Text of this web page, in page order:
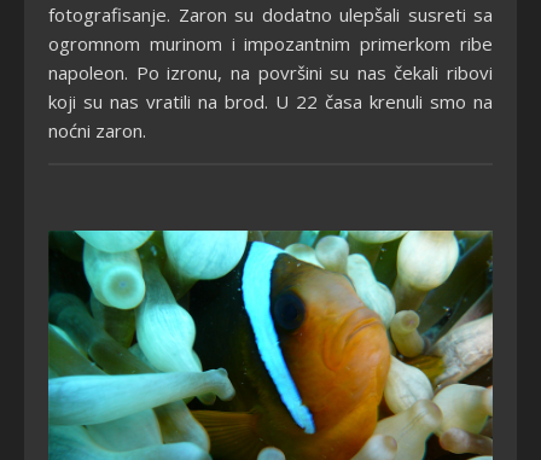
fotografisanje. Zaron su dodatno ulepšali susreti sa
ogromnom murinom i impozantnim primerkom ribe
napoleon. Po izronu, na površini su nas čekali ribovi
koji su nas vratili na brod. U 22 časa krenuli smo na
noćni zaron.